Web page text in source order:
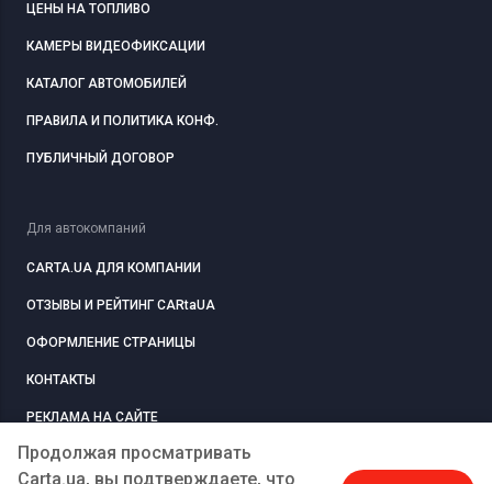
Продолжая просматривать
Carta.ua, вы подтверждаете, что
ЦЕНЫ НА ТОПЛИВО
КАМЕРЫ ВИДЕОФИКСАЦИИ
КАТАЛОГ АВТОМОБИЛЕЙ
ПРАВИЛА И ПОЛИТИКА КОНФ.
ПУБЛИЧНЫЙ ДОГОВОР
Для автокомпаний
CARTA.UA ДЛЯ КОМПАНИИ
ОТЗЫВЫ И РЕЙТИНГ CARtaUA
ОФОРМЛЕНИЕ СТРАНИЦЫ
КОНТАКТЫ
РЕКЛАМА НА САЙТЕ